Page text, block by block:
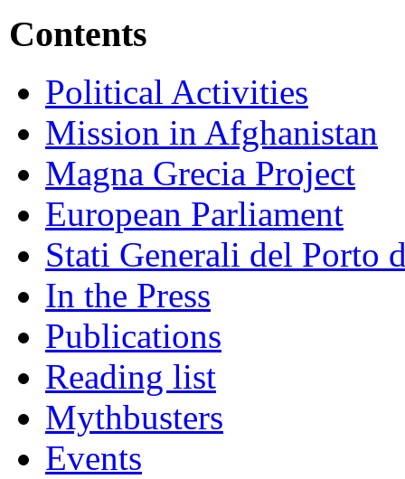
Contents
Political Activities
Mission in Afghanistan
Magna Grecia Project
European Parliament
Stati Generali del Porto
In the Press
Publications
Reading list
Mythbusters
Events